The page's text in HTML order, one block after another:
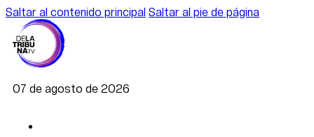
Saltar al contenido principal Saltar al pie de página
07 de agosto de 2026